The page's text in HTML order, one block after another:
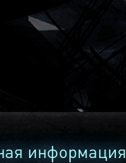
2240
информация